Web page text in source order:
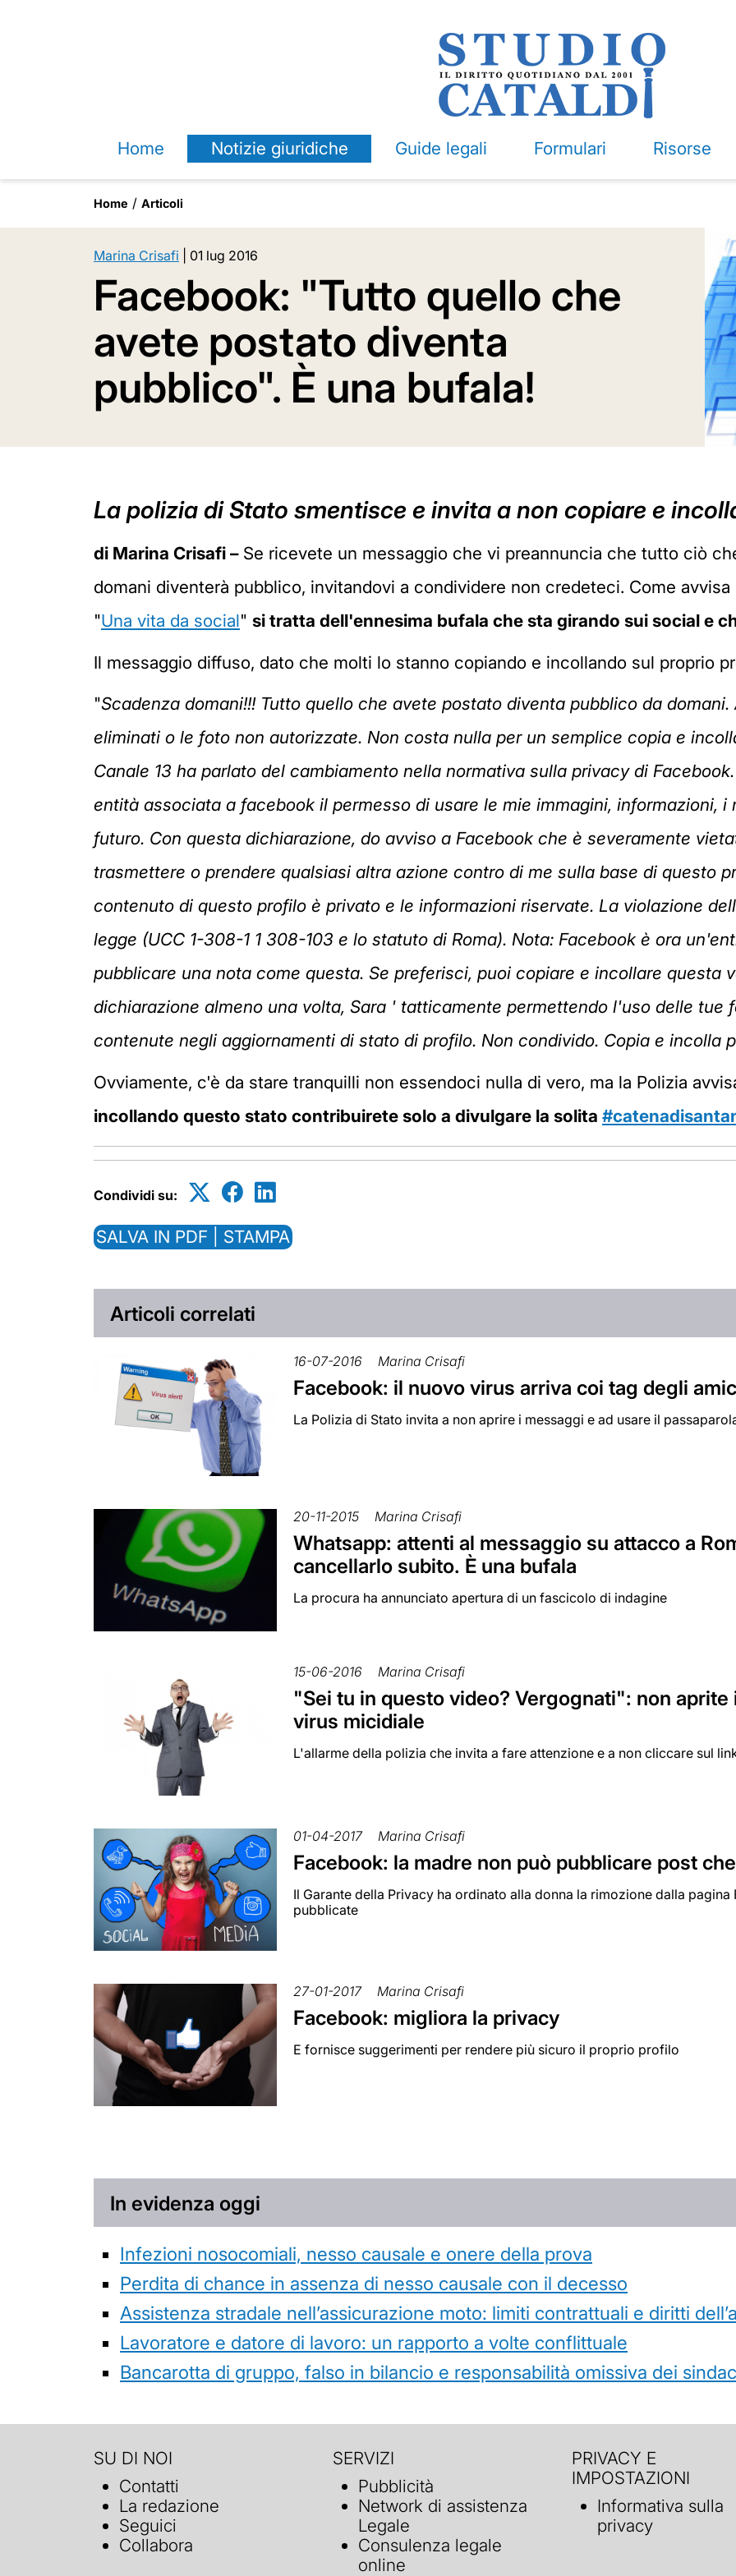
Home Notizie giuridiche Guide legali Formulari Risorse
Home Articoli
Marina Crisafi 01 lug 2016
Facebook: "Tutto quello che
avete postato diventa
pubblico". È una bufala!
La polizia di Stato smentisce e invita a non copiare e
di Marina Crisafi –Se ricevete un messaggio che vi preannuncia che tutto ciò
domani diventerà pubblico, invitandovi a condividere non credeteci. Come
"Una vita da social" si tratta dell'ennesima bufala che sta girando sui social e
Il messaggio diffuso, dato che molti lo stanno copiando e incollando sul proprio
"Scadenza domani!!! Tutto quello che avete postato diventa pubblico da
eliminati o le foto non autorizzate. Non costa nulla per un semplice copia e
Canale 13 ha parlato del cambiamento nella normativa sulla privacy di
entità associata a facebook il permesso di usare le mie immagini, informazioni, i
futuro. Con questa dichiarazione, do avviso a Facebook che è severamente
trasmettere o prendere qualsiasi altra azione contro di me sulla base di questo
contenuto di questo profilo è privato e le informazioni riservate. La violazione
legge (UCC 1-308-1 1 308-103 e lo statuto di Roma). Nota: Facebook è ora
pubblicare una nota come questa. Se preferisci, puoi copiare e incollare questa
dichiarazione almeno una volta, Sara ' tatticamente permettendo l'uso delle tue
contenute negli aggiornamenti di stato di profilo. Non condivido. Copia e incolla
Ovviamente, c'è da stare tranquilli non essendoci nulla di vero, ma la Polizia
incollando questo stato contribuirete solo a divulgare la solita
Condividi su:
SALVA IN PDF | STAMPA
Articoli correlati
16-07-2016 Marina Crisafi
Facebook: il nuovo virus arriva coi tag degli
La Polizia di Stato invita a non aprire i messaggi e ad usare il
20-11-2015 Marina Crisafi
Whatsapp: attenti al messaggio su attacco a
cancellarlo subito. È una bufala
La procura ha annunciato apertura di un fascicolo di indagine
15-06-2016 Marina Crisafi
"Sei tu in questo video? Vergognati": non
virus micidiale
L'allarme della polizia che invita a fare attenzione e a non cliccare sul
01-04-2017 Marina Crisafi
Facebook: la madre non può pubblicare post
Il Garante della Privacy ha ordinato alla donna la rimozione dalla
pubblicate
27-01-2017 Marina Crisafi
Facebook: migliora la privacy
E fornisce suggerimenti per rendere più sicuro il proprio profilo
In evidenza oggi
Infezioni nosocomiali, nesso causale e onere della prova
Perdita di chance in assenza di nesso causale con il decesso
Assistenza stradale nell’assicurazione moto: limiti contrattuali e diritti
Lavoratore e datore di lavoro: un rapporto a volte conflittuale
Bancarotta di gruppo, falso in bilancio e responsabilità omissiva dei
SU DI NOI
Contatti
La redazione
Seguici
Collabora
SERVIZI
Pubblicità
Network di assistenza
Legale
Consulenza legale
online
PRIVACY E
IMPOSTAZIONI
Informativa sulla
privacy